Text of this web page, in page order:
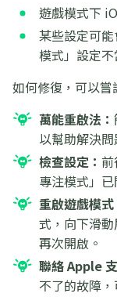
遊戲模式下
某些設定可
模式」設定不
如何修復，可以嘗
萬能重啟法：
以幫助解決問
檢查設定：
專注模式」已
重啟遊戲模式
式，向下滑
再次開啟。
聯絡 Apple 支
不了的故障